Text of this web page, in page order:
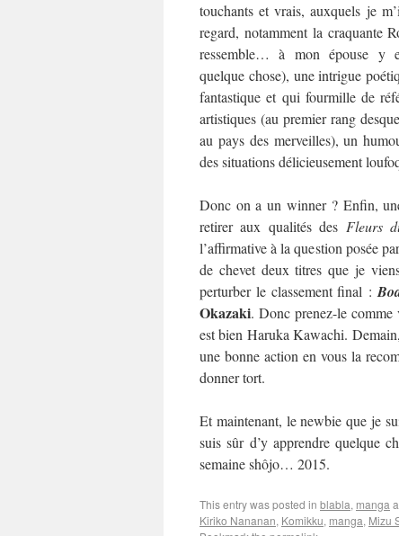
touchants et vrais, auxquels je
regard, notamment la craquante
ressemble… à mon épouse y
quelque chose), une intrigue
fantastique et qui fourmille de
artistiques (au premier rang
au pays des merveilles), un
des situations délicieusement
Donc on a un winner ? Enfin,
retirer aux qualités des Fleurs
l’affirmative à la question posée
de chevet deux titres que je
perturber le classement final :
Okazaki. Donc prenez-le
est bien Haruka Kawachi.
une bonne action en vous la
donner tort.
Et maintenant, le newbie que je
suis sûr d’y apprendre quelque
semaine shôjo… 2015.
This entry was posted in blabla, manga
Kiriko Nananan, Komikku, manga, Mizu